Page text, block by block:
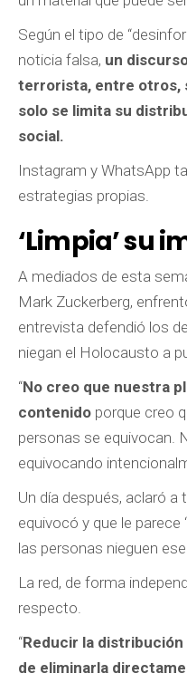
Según el tipo de
noticia falsa, un
terrorista, entre otros,
solo se limita su
social.
Instagram y WhatsApp
estrategias propias.
‘Limpia’ su
A mediados de esta
Mark Zuckerberg,
entrevista defendió los
niegan el Holocausto a
“No creo que nuestra
contenido porque creo
personas se equivocan.
equivocando
Un día después, aclaró a
equivocó y que le parece
las personas nieguen
La red, de forma
respecto.
“Reducir la
de eliminarla